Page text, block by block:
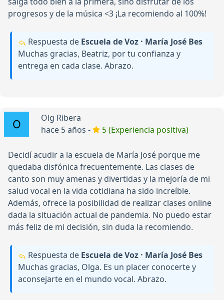
progresos y de la música <3 ¡La recomiendo al 100%!
Respuesta de Escuela de Voz · María José Bes
Muchas gracias, Beatriz, por tu confianza y
entrega en cada clase. Abrazo.
Olg Ribera
hace 5 años -
5 (Experiencia positiva)
Decidí acudir a la escuela de María José porque me
quedaba disfónica frecuentemente. Las clases de
canto son muy amenas y divertidas y la mejoría de mi
salud vocal en la vida cotidiana ha sido increíble.
Además, ofrece la posibilidad de realizar clases online
dada la situación actual de pandemia. No puedo estar
más feliz de mi decisión, sin duda la recomiendo.
Respuesta de Escuela de Voz · María José Bes
Muchas gracias, Olga. Es un placer conocerte y
aconsejarte en el mundo vocal. Abrazo.